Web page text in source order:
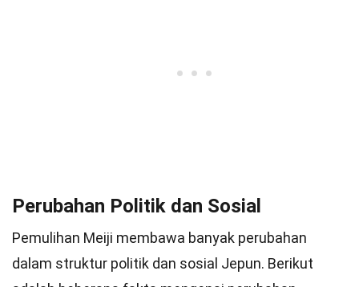
Perubahan Politik dan Sosial
Pemulihan Meiji membawa banyak perubahan
dalam struktur politik dan sosial Jepun. Berikut